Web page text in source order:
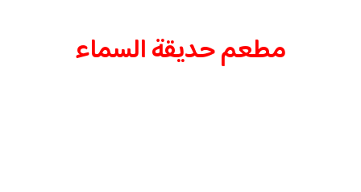
مطعم حديقة السماء